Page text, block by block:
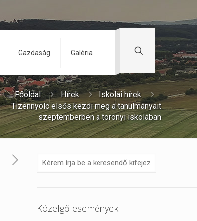
Gazdaság Galéria
Főoldal Hírek
Iskolai hírek
Tizennyolc elsős kezdi meg a tanulmányait
szeptemberben a toronyi iskolában
Közelgő események